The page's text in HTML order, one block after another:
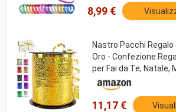
8,99 €
Nastro Pacchi
Oro - Confezione
per Fai da Te, Natale,
Fiorista, Compleanno,
11,17 €